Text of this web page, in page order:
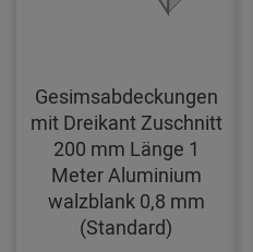
Gesimsabdeckungen
mit Dreikant Zuschnitt
200 mm Länge 1
Meter Aluminium
walzblank 0,8 mm
(Standard)